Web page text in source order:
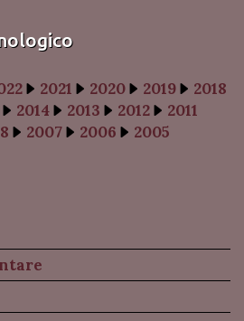
2021 2020 2019
2018
2014 2013 2012
2011
2007 2006 2005